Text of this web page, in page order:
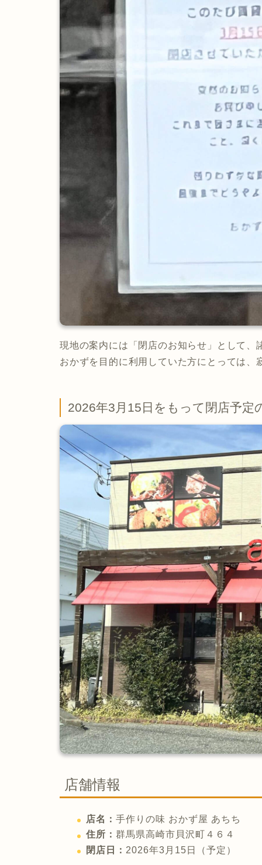
現地の案内には「閉店のお知らせ」として
おかずを目的に利用していた方にとっては、
2026年3月15日をもって閉店予
店舗情報
店名： 手作りの味 おかず屋 あちち
住所： 群馬県高崎市貝沢町４６４
閉店日： 2026年3月15日（予定）